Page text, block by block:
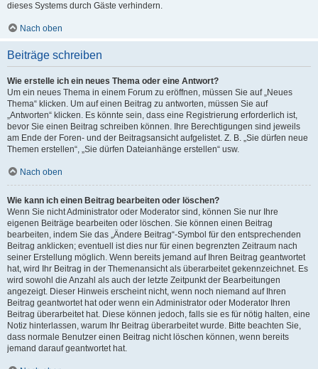
dieses Systems durch Gäste verhindern.
Nach oben
Beiträge schreiben
Wie erstelle ich ein neues Thema oder eine Antwort?
Um ein neues Thema in einem Forum zu eröffnen, müssen Sie auf „Neues
Thema“ klicken. Um auf einen Beitrag zu antworten, müssen Sie auf
„Antworten“ klicken. Es könnte sein, dass eine Registrierung erforderlich ist,
bevor Sie einen Beitrag schreiben können. Ihre Berechtigungen sind jeweils
am Ende der Foren- und der Beitragsansicht aufgelistet. Z. B. „Sie dürfen neue
Themen erstellen“, „Sie dürfen Dateianhänge erstellen“ usw.
Nach oben
Wie kann ich einen Beitrag bearbeiten oder löschen?
Wenn Sie nicht Administrator oder Moderator sind, können Sie nur Ihre
eigenen Beiträge bearbeiten oder löschen. Sie können einen Beitrag
bearbeiten, indem Sie das „Ändere Beitrag“-Symbol für den entsprechenden
Beitrag anklicken; eventuell ist dies nur für einen begrenzten Zeitraum nach
seiner Erstellung möglich. Wenn bereits jemand auf Ihren Beitrag geantwortet
hat, wird Ihr Beitrag in der Themenansicht als überarbeitet gekennzeichnet. Es
wird sowohl die Anzahl als auch der letzte Zeitpunkt der Bearbeitungen
angezeigt. Dieser Hinweis erscheint nicht, wenn noch niemand auf Ihren
Beitrag geantwortet hat oder wenn ein Administrator oder Moderator Ihren
Beitrag überarbeitet hat. Diese können jedoch, falls sie es für nötig halten, eine
Notiz hinterlassen, warum Ihr Beitrag überarbeitet wurde. Bitte beachten Sie,
dass normale Benutzer einen Beitrag nicht löschen können, wenn bereits
jemand darauf geantwortet hat.